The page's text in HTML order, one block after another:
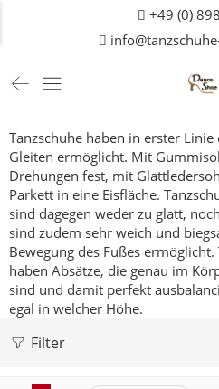
+49 (0)
Tanzschuhe haben in erster
Gleiten ermöglicht. Mit
Drehungen fest, mit
Parkett in eine Eisfläche.
sind dagegen weder zu glatt,
sind zudem sehr weich und
Bewegung des Fußes
haben Absätze, die genau im
sind und damit perfekt
egal in welcher Höhe.
Filter